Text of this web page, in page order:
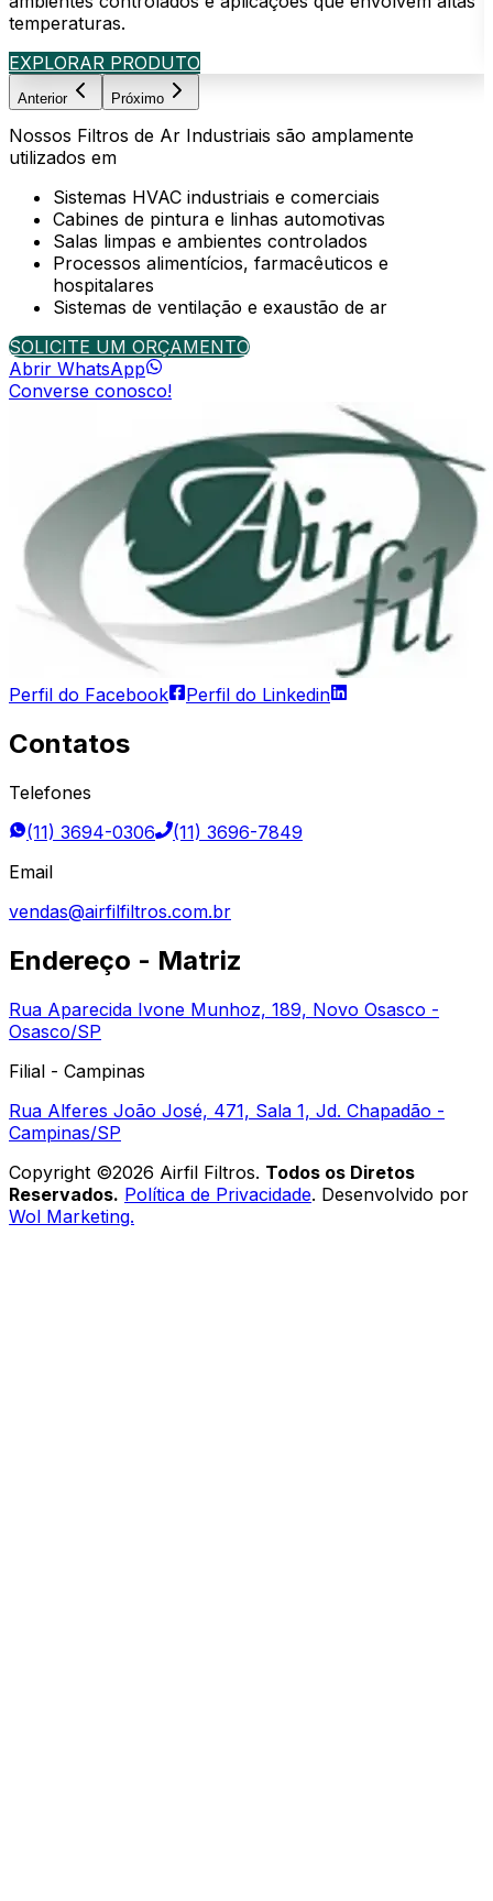
temperaturas.
EXPLORAR PRODUTO
Anterior Próximo
Nossos Filtros de Ar Industriais são amplamente
utilizados em
Sistemas HVAC industriais e comerciais
Cabines de pintura e linhas automotivas
Salas limpas e ambientes controlados
Processos alimentícios, farmacêuticos e
hospitalares
Sistemas de ventilação e exaustão de ar
SOLICITE UM ORÇAMENTO
Abrir WhatsApp
Converse conosco!
Perfil do Facebook Perfil do Linkedin
Contatos
Telefones
(11) 3694-0306
(11) 3696-7849
Email
vendas@airfilfiltros.com.br
Endereço - Matriz
Rua Aparecida Ivone Munhoz, 189, Novo Osasco -
Osasco/SP
Filial - Campinas
Rua Alferes João José, 471, Sala 1, Jd. Chapadão -
Campinas/SP
Copyright ©2026 Airfil Filtros. Todos os Diretos
Reservados. Política de Privacidade. Desenvolvido por
Wol Marketing.